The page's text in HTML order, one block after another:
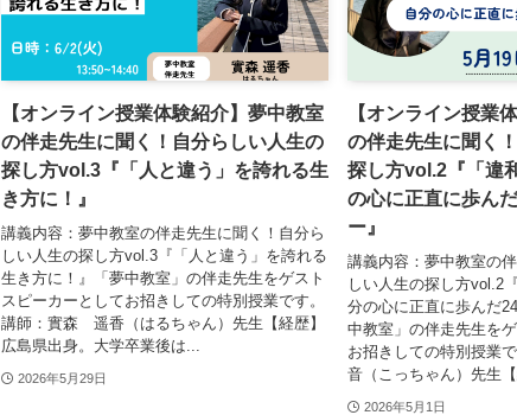
【オンライン授業体験紹介】夢中教室
の伴走先生に聞く！自分らしい人生の
探し方vol.3『「人と違う」を誇れる生
き方に！』
講義内容：夢中教室の伴走先生に聞く！自分ら
しい人生の探し方vol.3『「人と違う」を誇れる
生き方に！』「夢中教室」の伴走先生をゲスト
スピーカーとしてお招きしての特別授業です。
講師：實森 遥香（はるちゃん）先生【経歴】
広島県出身。大学卒業後は...
2026年5月29日
【オンライン授業
の伴走先生に聞く
探し方vol.2『「違
の心に正直に歩ん
ー』
講義内容：夢中教室の
しい人生の探し方vol.2
分の心に正直に歩んだ
中教室」の伴走先生を
お招きしての特別授業
音（こっちゃん）先生【
2026年5月1日